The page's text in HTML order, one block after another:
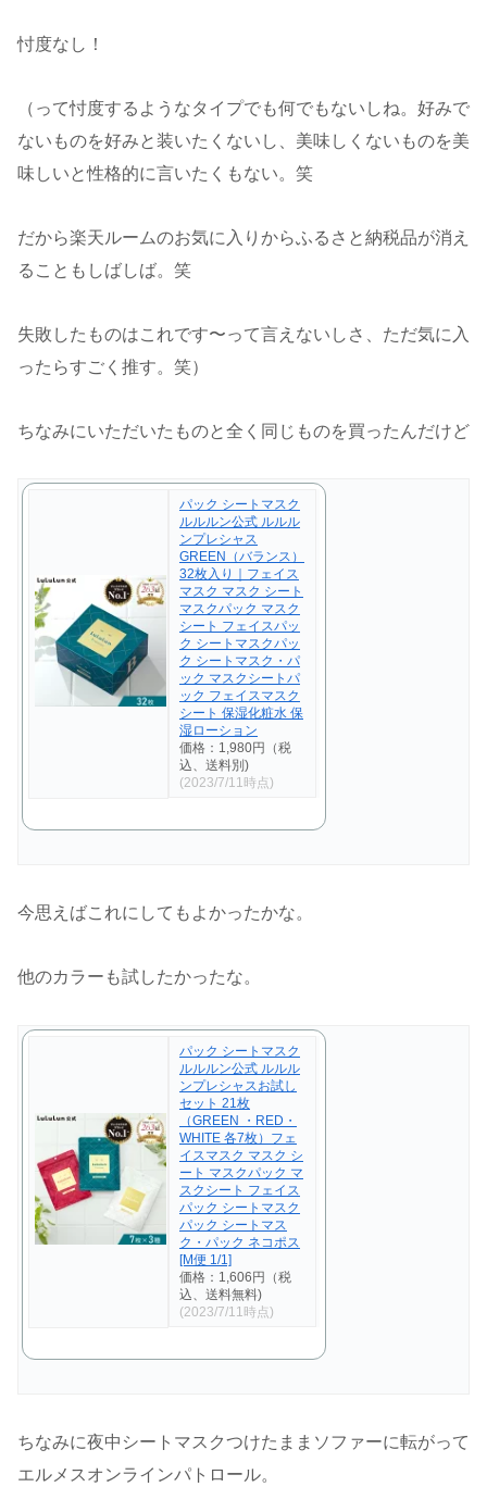
忖度なし！
（って忖度するようなタイプでも何でもないしね。好みで
ないものを好みと装いたくないし、美味しくないものを美
味しいと性格的に言いたくもない。笑
だから楽天ルームのお気に入りからふるさと納税品が消え
ることもしばしば。笑
失敗したものはこれです〜って言えないしさ、ただ気に入
ったらすごく推す。笑）
ちなみにいただいたものと全く同じものを買ったんだけど
パック シートマスク
ルルルン公式 ルルル
ンプレシャス
GREEN（バランス）
32枚入り｜フェイス
マスク マスク シート
マスクパック マスク
シート フェイスパッ
ク シートマスクパッ
ク シートマスク・パ
ック マスクシートパ
ック フェイスマスク
シート 保湿化粧水 保
湿ローション
価格：1,980円（税
込、送料別)
(2023/7/11時点)
今思えばこれにしてもよかったかな。
他のカラーも試したかったな。
パック シートマスク
ルルルン公式 ルルル
ンプレシャスお試し
セット 21枚
（GREEN ・RED・
WHITE 各7枚）フェ
イスマスク マスク シ
ート マスクパック マ
スクシート フェイス
パック シートマスク
パック シートマス
ク・パック ネコポス
[M便 1/1]
価格：1,606円（税
込、送料無料)
(2023/7/11時点)
ちなみに夜中シートマスクつけたままソファーに転がって
エルメスオンラインパトロール。